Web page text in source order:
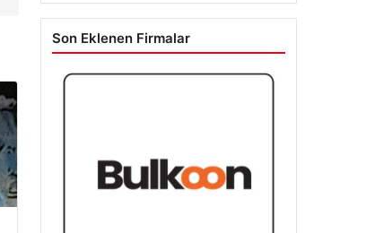
Son Eklenen Firmalar